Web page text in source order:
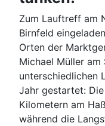
Zum Lauftreff am
Birnfeld
Orten der
Michael Müller
unterschiedlichen
Jahr gestartet:
Kilometern am
während die